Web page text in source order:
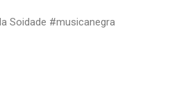
Soidade #musicanegra